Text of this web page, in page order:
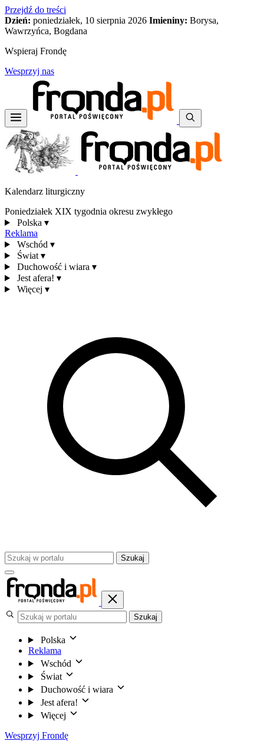
Przejdź do treści
Dzień: poniedziałek, 10 sierpnia 2026 Imieniny: Borysa,
Wawrzyńca, Bogdana
Wspieraj Frondę
Wesprzyj nas
Kalendarz liturgiczny
Poniedziałek XIX tygodnia okresu zwykłego
Polska ▾
Reklama
Wschód ▾
Świat ▾
Duchowość i wiara ▾
Jest afera! ▾
Więcej ▾
Szukaj
Szukaj
Polska
Reklama
Wschód
Świat
Duchowość i wiara
Jest afera!
Więcej
Wesprzyj Frondę